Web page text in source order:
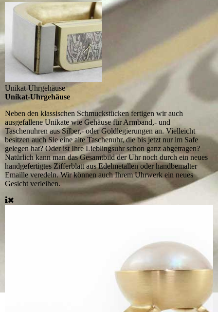
Unikat-Uhrgehäuse
Unikat-Uhrgehäuse
Neben den klassischen Schmuckstücken fertigen wir auch
ausgefallene Unikate wie Gehäuse für Armband,- und
Taschenuhren aus Silber,- oder Goldlegierungen an. Vielleicht
besitzen auch Sie eine alte Taschenuhr, die bis jetzt nur im Safe
gelegen hat? Oder ist Ihre Lieblingsuhr schon ganz abgetragen?
Natürlich kann man das Gesamtbild der Uhr noch durch ein neues
handgefertigtes Zifferblatt aus Edelmetallen oder handbemalter
Emaille veredeln. Wir können auch Ihrem Uhrwerk ein neues
Gesicht verleihen.